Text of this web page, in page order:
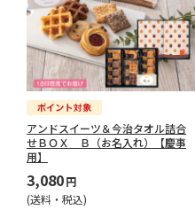
アンドスイーツ＆今治タオル詰合
せＢＯＸ Ｂ（お名入れ）【慶事
用】
3,080円
(送料・税込)